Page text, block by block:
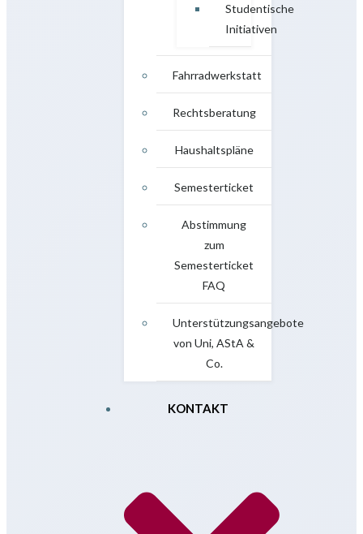
Studentische
Initiativen
Fahrradwerkstatt
Rechtsberatung
Haushaltspläne
Semesterticket
Abstimmung
zum
Semesterticket
FAQ
Unterstützungsangebote
von Uni, AStA &
Co.
KONTAKT